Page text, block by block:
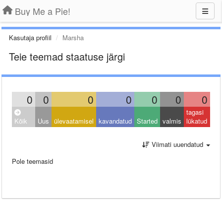
Buy Me a Pie!
Kasutaja profiil Marsha
Teie teemad staatuse järgi
0 0 0 0 0 0 0
Kõik Uus ülevaatamisel kavandatud Started valmis
tagasi
lükatud
Viimati uuendatud
Pole teemasid